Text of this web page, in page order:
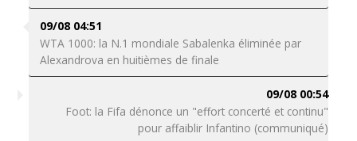
09/08 04:51
WTA 1000: la N.1 mondiale Sabalenka éliminée par
Alexandrova en huitièmes de finale
09/08 00:54
Foot: la Fifa dénonce un "effort concerté et continu"
pour affaiblir Infantino (communiqué)